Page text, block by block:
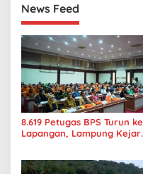
News Feed
8.619 Petugas BPS Turun ke
Lapangan, Lampung Kejar